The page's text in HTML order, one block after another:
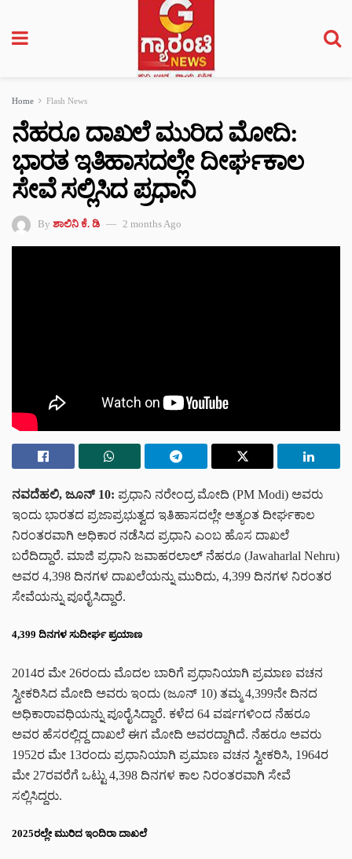
Home Flash News
ನೆಹರೂ ದಾಖಲೆ ಮುರಿದ ಮೋದಿ:
ಭಾರತ ಇತಿಹಾಸದಲ್ಲೇ ದೀರ್ಘಕಾಲ
ಸೇವೆ ಸಲ್ಲಿಸಿದ ಪ್ರಧಾನಿ
By ಶಾಲಿನಿ ಕೆ. ಡಿ 2 months Ago
ನವದೆಹಲಿ, ಜೂನ್ 10: ಪ್ರಧಾನಿ ನರೇಂದ್ರ ಮೋದಿ (PM Modi) ಅವರು
ಇಂದು ಭಾರತದ ಪ್ರಜಾಪ್ರಭುತ್ವದ ಇತಿಹಾಸದಲ್ಲೇ ಅತ್ಯಂತ ದೀರ್ಘಕಾಲ
ನಿರಂತರವಾಗಿ ಅಧಿಕಾರ ನಡೆಸಿದ ಪ್ರಧಾನಿ ಎಂಬ ಹೊಸ ದಾಖಲೆ
ಬರೆದಿದ್ದಾರೆ. ಮಾಜಿ ಪ್ರಧಾನಿ ಜವಾಹರಲಾಲ್ ನೆಹರೂ (Jawaharlal Nehru)
ಅವರ 4,398 ದಿನಗಳ ದಾಖಲೆಯನ್ನು ಮುರಿದು, 4,399 ದಿನಗಳ ನಿರಂತರ
ಸೇವೆಯನ್ನು ಪೂರೈಸಿದ್ದಾರೆ.
4,399 ದಿನಗಳ ಸುದೀರ್ಘ ಪ್ರಯಾಣ
2014ರ ಮೇ 26ರಂದು ಮೊದಲ ಬಾರಿಗೆ ಪ್ರಧಾನಿಯಾಗಿ ಪ್ರಮಾಣ ವಚನ
ಸ್ವೀಕರಿಸಿದ ಮೋದಿ ಅವರು ಇಂದು (ಜೂನ್ 10) ತಮ್ಮ 4,399ನೇ ದಿನದ
ಅಧಿಕಾರಾವಧಿಯನ್ನು ಪೂರೈಸಿದ್ದಾರೆ. ಕಳೆದ 64 ವರ್ಷಗಳಿಂದ ನೆಹರೂ
ಅವರ ಹೆಸರಲ್ಲಿದ್ದ ದಾಖಲೆ ಈಗ ಮೋದಿ ಅವರದ್ದಾಗಿದೆ. ನೆಹರೂ ಅವರು
1952ರ ಮೇ 13ರಂದು ಪ್ರಧಾನಿಯಾಗಿ ಪ್ರಮಾಣ ವಚನ ಸ್ವೀಕರಿಸಿ, 1964ರ
ಮೇ 27ರವರೆಗೆ ಒಟ್ಟು 4,398 ದಿನಗಳ ಕಾಲ ನಿರಂತರವಾಗಿ ಸೇವೆ
ಸಲ್ಲಿಸಿದ್ದರು.
2025ರಲ್ಲೇ ಮುರಿದ ಇಂದಿರಾ ದಾಖಲೆ